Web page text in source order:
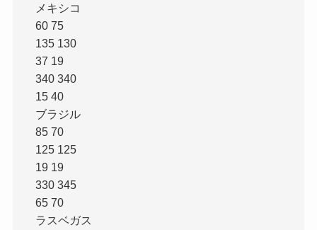
メキシコ
60 75
135 130
37 19
340 340
15 40
ブラジル
85 70
125 125
19 19
330 345
65 70
ラスベガス